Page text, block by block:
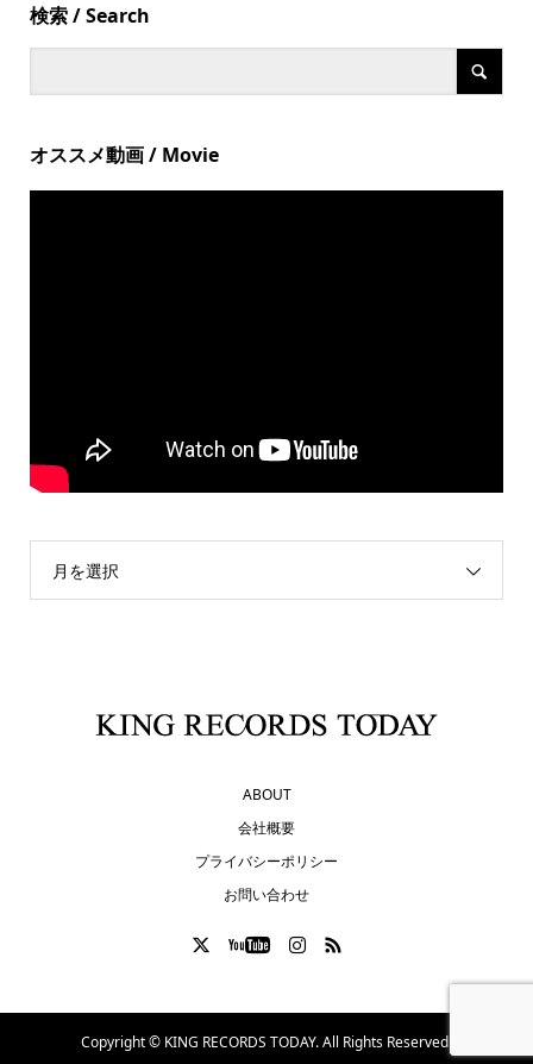
検索 / Search
オススメ動画 / Movie
月を選択
ABOUT
会社概要
プライバシーポリシー
お問い合わせ
Copyright © KING RECORDS TODAY. All Rights Reserved.